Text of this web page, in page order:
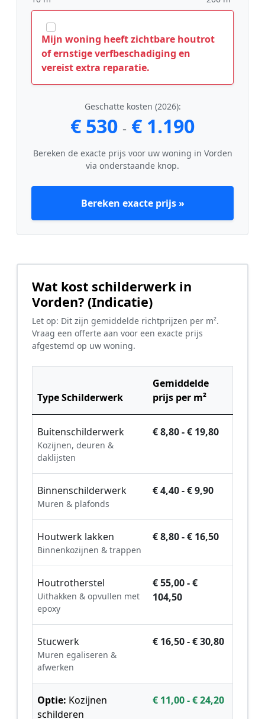
Mijn woning heeft zichtbare houtrot
of ernstige verfbeschadiging en
vereist extra reparatie.
Geschatte kosten (2026):
€ 530 - € 1.190
Bereken de exacte prijs voor uw woning in Vorden
via onderstaande knop.
Bereken exacte prijs »
Wat kost schilderwerk in
Vorden? (Indicatie)
Let op: Dit zijn gemiddelde richtprijzen per m².
Vraag een offerte aan voor een exacte prijs
afgestemd op uw woning.
Type Schilderwerk
Gemiddelde
prijs per m²
Buitenschilderwerk
Kozijnen, deuren &
daklijsten
€ 8,80 - € 19,80
Binnenschilderwerk
Muren & plafonds
€ 4,40 - € 9,90
Houtwerk lakken
Binnenkozijnen & trappen
€ 8,80 - € 16,50
Houtrotherstel
Uithakken & opvullen met
epoxy
€ 55,00 - €
104,50
Stucwerk
Muren egaliseren &
afwerken
€ 16,50 - € 30,80
Optie: Kozijnen
schilderen
€ 11,00 - € 24,20